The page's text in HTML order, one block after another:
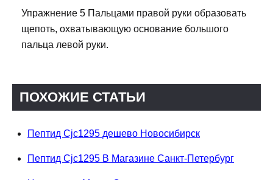
Упражнение 5 Пальцами правой руки образовать
щепоть, охватывающую основание большого
пальца левой руки.
ПОХОЖИЕ СТАТЬИ
Пептид Cjc1295 дешево Новосибирск
Пептид Cjc1295 В Магазине Санкт-Петербург